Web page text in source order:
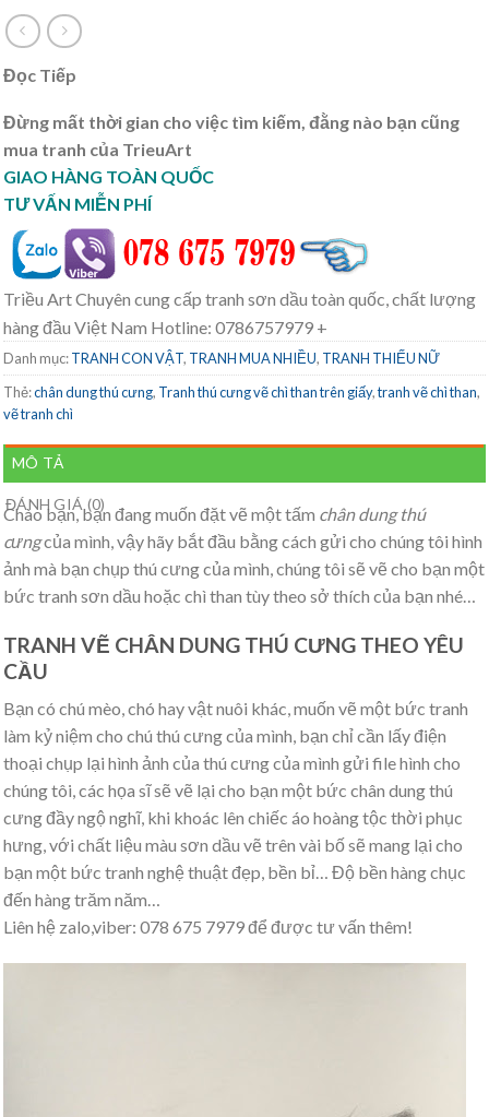
Đọc Tiếp
Đừng mất thời gian cho việc tìm kiếm, đằng nào bạn cũng
mua tranh của TrieuArt
GIAO HÀNG TOÀN QUỐC
TƯ VẤN MIỄN PHÍ
Triều Art Chuyên cung cấp tranh sơn dầu toàn quốc, chất lượng
hàng đầu Việt Nam Hotline: 0786757979 +
Danh mục:TRANH CON VẬT, TRANH MUA NHIỀU, TRANH THIẾU NỮ
Thẻ:chân dung thú cưng, Tranh thú cưng vẽ chì than trên giấy,tranh vẽ chì than,
vẽ tranh chì
MÔ TẢ
ĐÁNH GIÁ (0)
Chào bạn, bạn đang muốn đặt vẽ một tấm chân dung thú
cưngcủa mình, vậy hãy bắt đầu bằng cách gửi cho chúng tôi hình
ảnh mà bạn chụp thú cưng của mình, chúng tôi sẽ vẽ cho bạn một
bức tranh sơn dầu hoặc chì than tùy theo sở thích của bạn nhé…
TRANH VẼ CHÂN DUNG THÚ CƯNG THEO YÊU
CẦU
Bạn có chú mèo, chó hay vật nuôi khác, muốn vẽ một bức tranh
làm kỷ niệm cho chú thú cưng của mình, bạn chỉ cần lấy điện
thoại chụp lại hình ảnh của thú cưng của mình gửi file hình cho
chúng tôi, các họa sĩ sẽ vẽ lại cho bạn một bức chân dung thú
cưng đầy ngộ nghĩ, khi khoác lên chiếc áo hoàng tộc thời phục
hưng, với chất liệu màu sơn dầu vẽ trên vài bố sẽ mang lại cho
bạn một bức tranh nghệ thuật đẹp, bền bỉ… Độ bền hàng chục
đến hàng trăm năm…
Liên hệ zalo,viber: 078 675 7979 để được tư vấn thêm!